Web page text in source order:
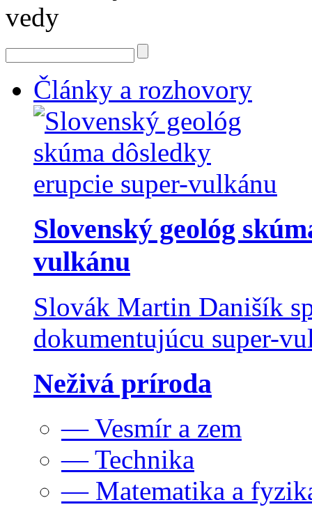
Články a rozhovory
Slovenský geológ
vulkánu
Slovák Martin Danišík
dokumentujúcu super-
Neživá príroda
— Vesmír a zem
— Technika
— Matematika a